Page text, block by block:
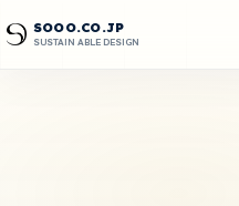
SOOO.CO.JP
SUSTAIN ABLE DESIGN